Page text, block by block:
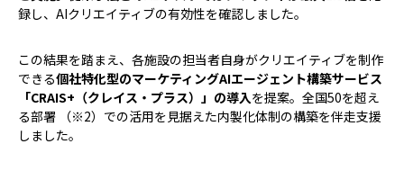
録し、AIクリエイティブの有効性を確認しました。
この結果を踏まえ、各施設の担当者自身がクリエイティブを制作
できる個社特化型のマーケティングAIエージェント構築サービス
「CRAIS+（クレイス・プラス）」の導入を提案。全国50を超え
る部署 （※2）での活用を見据えた内製化体制の構築を伴走支援
しました。